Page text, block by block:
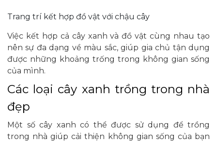
Trang trí kết hợp đồ vật với chậu cây
Việc kết hợp cả cây xanh và đồ vật cùng nhau tạo
nên sự đa dạng về màu sắc, giúp gia chủ tận dụng
được những khoảng trống trong không gian sống
của mình.
Các loại cây xanh trồng trong nhà
đẹp
Một số cây xanh có thể được sử dụng để trồng
trong nhà giúp cải thiện không gian sống của bạn